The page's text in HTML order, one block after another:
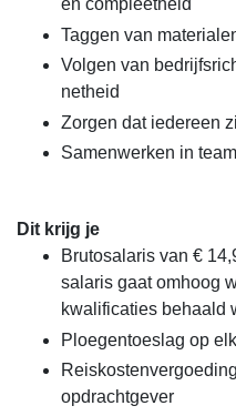
en compleetheid
Taggen van
Volgen van
netheid
Zorgen dat iedereen
Samenwerken in
Dit krijg je
Brutosalaris van €
salaris gaat omhoog
kwalificaties behaald
Ploegentoeslag op
opdrachtgever